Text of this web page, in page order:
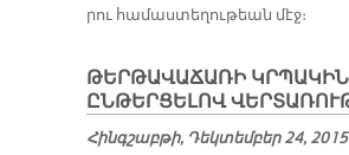
րու հա­մաս­տե­ղու­թեան մէջ։
ԹԵՐԹԱՎԱՃԱՌԻ ԿՐՊԱԿԻՆ
ԸՆԹԵՐՑԵԼՈՎ
Հինգշաբթի, Դեկտեմբեր 24, 2015